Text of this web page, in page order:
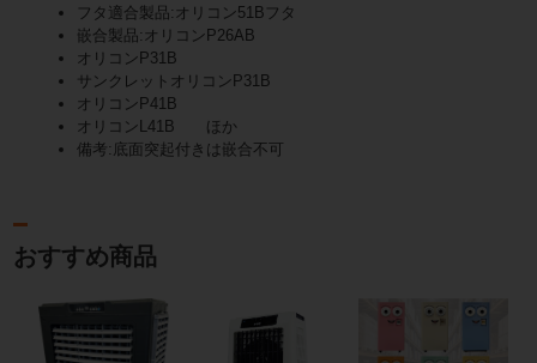
フタ適合製品:オリコン51Bフタ
嵌合製品:オリコンP26AB
オリコンP31B
サンクレットオリコンP31B
オリコンP41B
オリコンL41B ほか
備考:底面突起付きは嵌合不可
おすすめ商品